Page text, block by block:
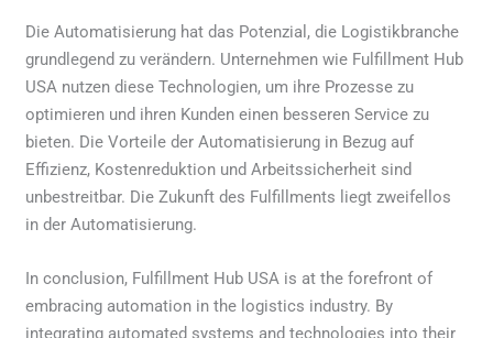
Die Automatisierung hat das Potenzial, die Logistikbranche
grundlegend zu verändern. Unternehmen wie Fulfillment Hub
USA nutzen diese Technologien, um ihre Prozesse zu
optimieren und ihren Kunden einen besseren Service zu
bieten. Die Vorteile der Automatisierung in Bezug auf
Effizienz, Kostenreduktion und Arbeitssicherheit sind
unbestreitbar. Die Zukunft des Fulfillments liegt zweifellos
in der Automatisierung.
In conclusion, Fulfillment Hub USA is at the forefront of
embracing automation in the logistics industry. By
integrating automated systems and technologies into their